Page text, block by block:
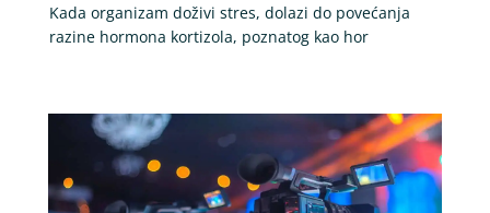
Kada organizam doživi stres, dolazi do povećanja
razine hormona kortizola, poznatog kao hor